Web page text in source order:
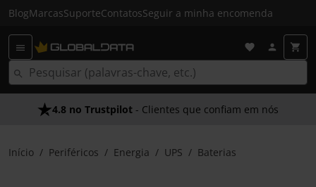
BlogMarcasSuporteContatosSeguir a minha encomenda
4.8 no Trustpilot - Clientes que confiam em nós
Início Periféricos Energia UPS Baterias